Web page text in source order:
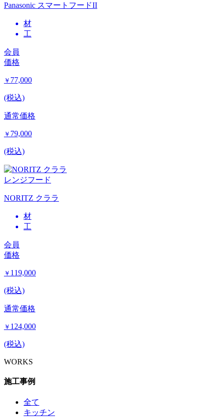
Panasonic スマートフードII
材
工
会員
価格
￥ 77,000
(税込)
通常価格
￥ 79,000
(税込)
レンジフード
NORITZ クララ
材
工
会員
価格
￥ 119,000
(税込)
通常価格
￥ 124,000
(税込)
WORKS
施工事例
全て
キッチン